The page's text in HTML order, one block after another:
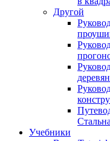
Другой
Учебники